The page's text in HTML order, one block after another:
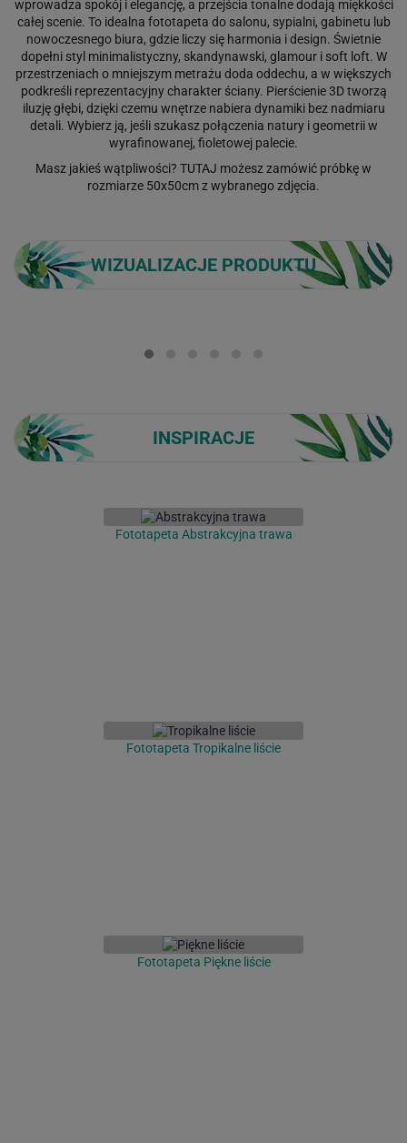
wprowadza spokój i elegancję, a przejścia tonalne dodają miękkości
całej scenie. To idealna fototapeta do salonu, sypialni, gabinetu lub
nowoczesnego biura, gdzie liczy się harmonia i design. Świetnie
dopełni styl minimalistyczny, skandynawski, glamour i soft loft. W
przestrzeniach o mniejszym metrażu doda oddechu, a w większych
podkreśli reprezentacyjny charakter ściany. Pierścienie 3D tworzą
iluzję głębi, dzięki czemu wnętrze nabiera dynamiki bez nadmiaru
detali. Wybierz ją, jeśli szukasz połączenia natury i geometrii w
wyrafinowanej, fioletowej palecie.
Masz jakieś wątpliwości? TUTAJ możesz zamówić próbkę w
rozmiarze 50x50cm z wybranego zdjęcia.
WIZUALIZACJE PRODUKTU
INSPIRACJE
Fototapeta Abstrakcyjna trawa
Fototapeta Tropikalne liście
Fototapeta Piękne liście